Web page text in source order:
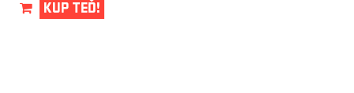
KUP TEĎ!